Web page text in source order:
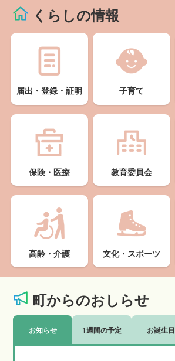
くらしの情報
届出・登録・証明 子育て
保険・医療 教育委員会
高齢・介護 文化・スポーツ
町からのおしらせ
お知らせ 1週間の予定 お誕生日